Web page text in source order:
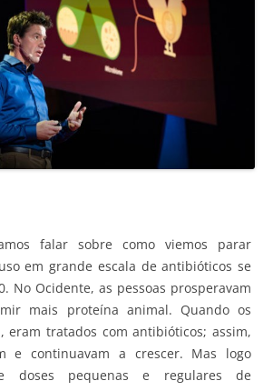
falar sobre como viemos parar
em grande escala de antibióticos se
No Ocidente, as pessoas prosperavam
mais proteína animal. Quando os
eram tratados com antibióticos; assim,
e continuavam a crescer. Mas logo
doses pequenas e regulares de